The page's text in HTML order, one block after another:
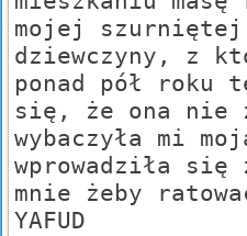
mojej szurniętej
dziewczyny, z
ponad pół roku
się, że ona nie
wybaczyła mi
wprowadziła się
mnie żeby
YAFUD